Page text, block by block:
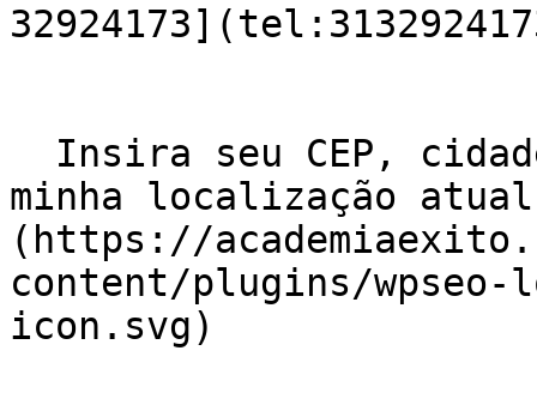
minha localização
(https://
content/plugins/
icon.svg)